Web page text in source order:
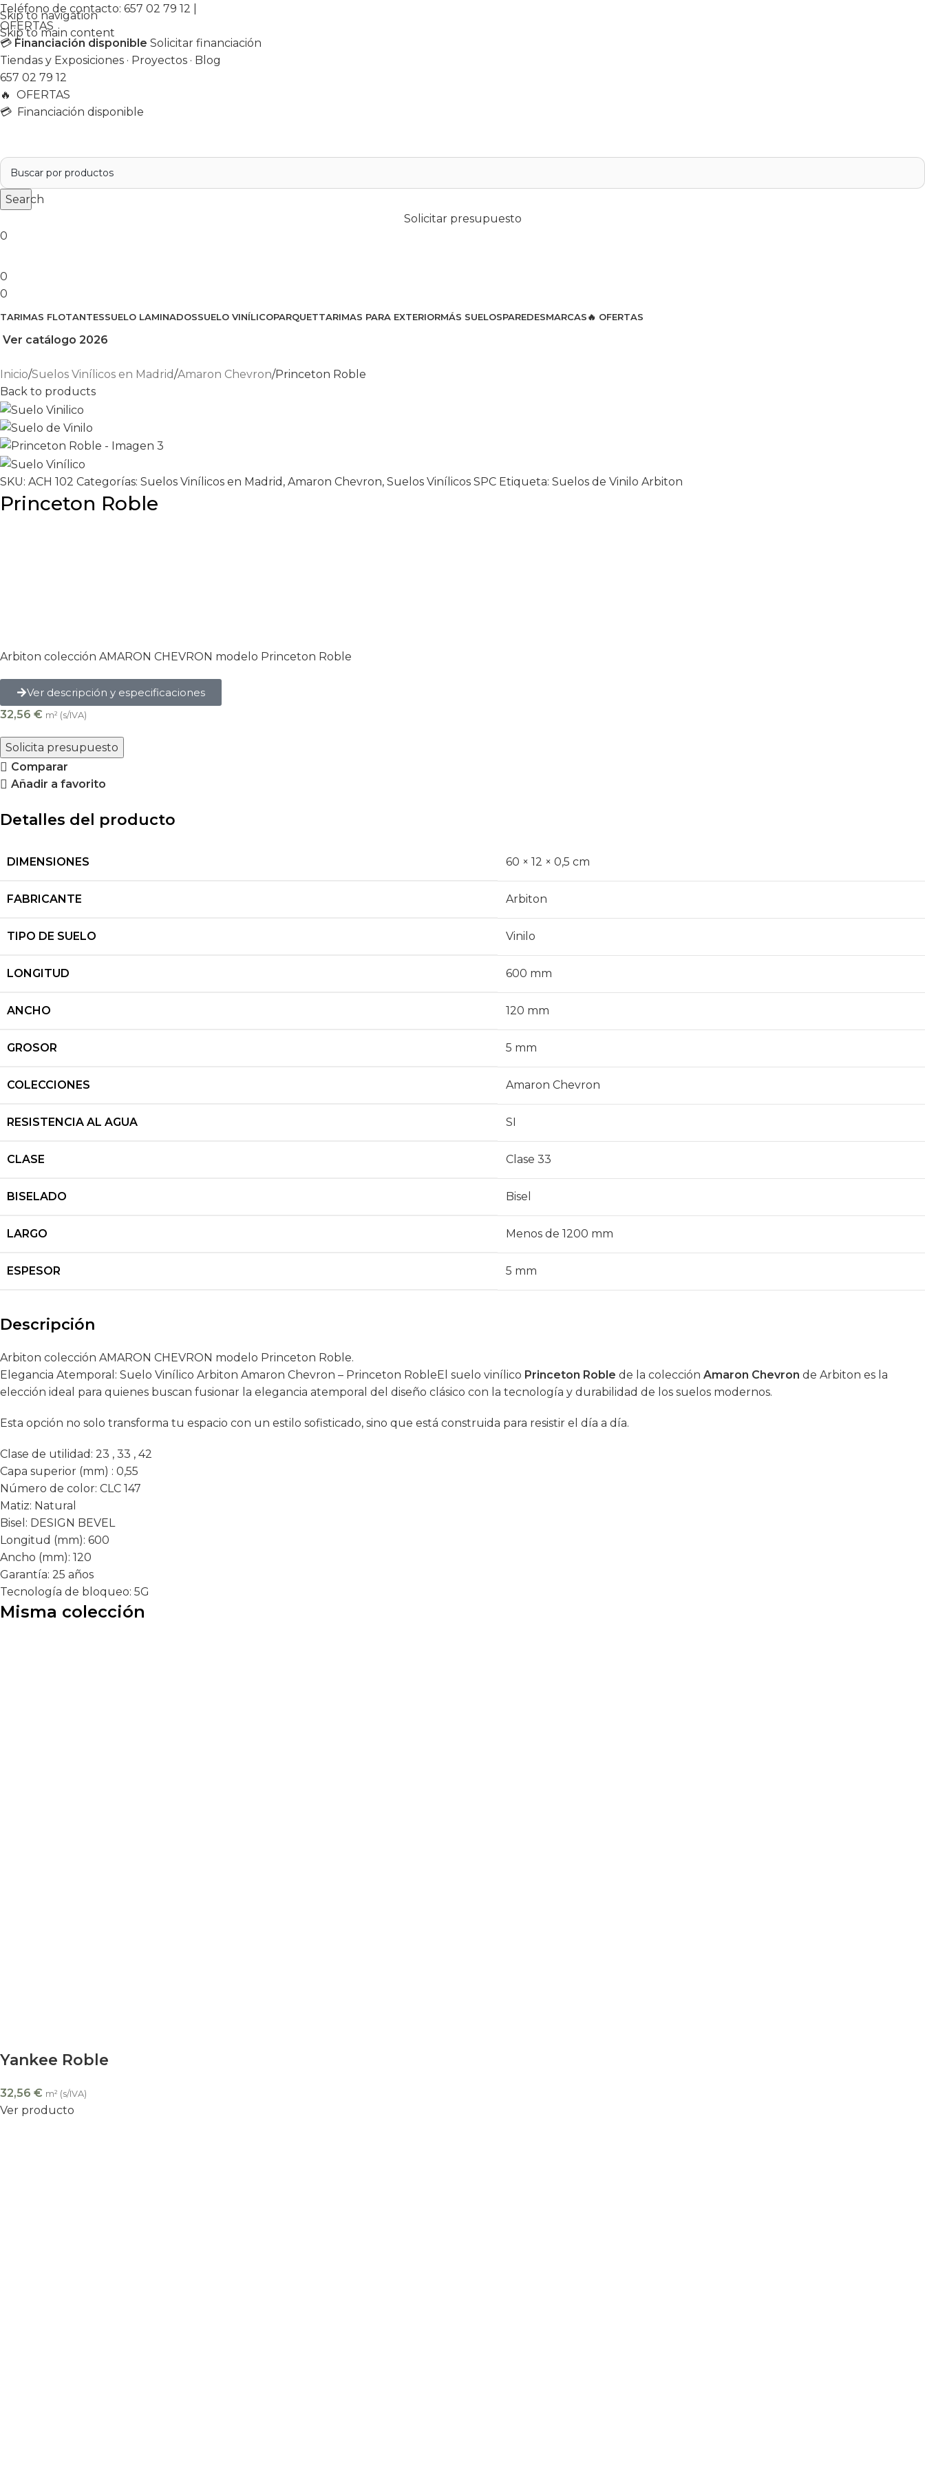
Skip to navigation
Skip to main content
Teléfono de contacto: 657 02 79 12
OFERTAS
💳 Financiación disponible Solicitar financiación
Tiendas y Exposiciones · Proyectos · Blog
657 02 79 12
🔥 OFERTAS
💳 Financiación disponible
Search
Solicitar presupuesto
0
0
0
TARIMAS FLOTANTESSUELO LAMINADOSSUELO VINÍLICOPARQUETTARIMAS PARA EXTERIORMÁS SUELOSPAREDESMARCAS🔥 OFERTAS
Ver catálogo 2026
Inicio Suelos Vinílicos en Madrid Amaron Chevron Princeton Roble
Back to products
SKU: ACH 102 Categorías: Suelos Vinílicos en Madrid , Amaron Chevron, Suelos Vinílicos SPC Etiqueta: Suelos de Vinilo Arbiton
Princeton Roble
Arbiton colección AMARON CHEVRON modelo Princeton Roble
Ver descripción y especificaciones
32,56 € m² (s/IVA)
Solicita presupuesto
Comparar
Añadir a favorito
Detalles del producto
DIMENSIONES 60 × 12 × 0,5 cm
FABRICANTE Arbiton
TIPO DE SUELO Vinilo
LONGITUD 600 mm
ANCHO 120 mm
GROSOR 5 mm
COLECCIONES Amaron Chevron
RESISTENCIA AL AGUA SI
CLASE Clase 33
BISELADO Bisel
LARGO Menos de 1200 mm
ESPESOR 5 mm
Descripción
Arbiton colección AMARON CHEVRON modelo Princeton Roble.
Elegancia Atemporal: Suelo Vinílico Arbiton Amaron Chevron – Princeton RobleEl suelo vinílico Princeton Roble de la colección Amaron Chevron de Arbiton es la
elección ideal para quienes buscan fusionar la elegancia atemporal del diseño clásico con la tecnología y durabilidad de los suelos modernos.
Esta opción no solo transforma tu espacio con un estilo sofisticado, sino que está construida para resistir el día a día.
Clase de utilidad: 23 , 33 , 42
Capa superior (mm) : 0,55
Número de color: CLC 147
Matiz: Natural
Bisel: DESIGN BEVEL
Longitud (mm): 600
Ancho (mm): 120
Garantía: 25 años
Tecnología de bloqueo: 5G
Misma colección
Yankee Roble
32,56 € m² (s/IVA)
Ver producto